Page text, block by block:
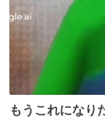
もうこれになり